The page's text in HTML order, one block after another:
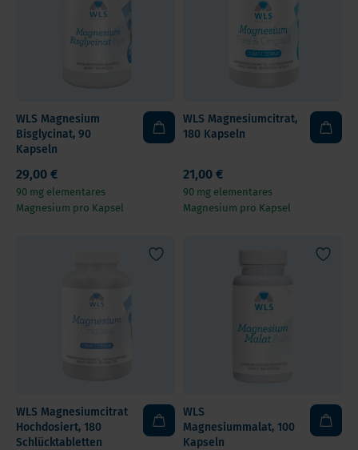
WLS Magnesium
Bisglycinat, 90
Kapseln
29,00 €
90 mg elementares
Magnesium pro Kapsel
WLS Magnesiumcitrat,
180 Kapseln
21,00 €
90 mg elementares
Magnesium pro Kapsel
WLS Magnesiumcitrat
Hochdosiert, 180
Schlücktabletten
WLS
Magnesiummalat, 100
Kapseln